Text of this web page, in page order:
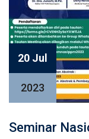
20 Jul
2023
Seminar